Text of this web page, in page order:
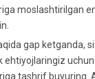
moslashtirilgan
gap ketganda,
ehtiyojlaringiz
tashrif buyuring.